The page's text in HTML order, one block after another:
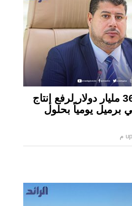
سليمان: نحتاج 36 مليار دولار لرفع إنتاج
برميل يومياً بحلول